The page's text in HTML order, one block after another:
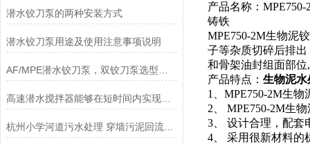
潜水铰刀泵的两种安装方式
潜水铰刀泵用途及使用注意事项说明
高速潜水搅拌器能够在短时间内实现高强度的搅拌和混合
杭州小学河道污水处理 穿墙污泥回流泵安装维护方法
产品名称：
铸铁
MPE750-2M生物泥
子等杂质切碎后排
和骨架油封组面部
产品特点： 生物泥水
1、MPE750-2M生
2、 MPE750-2M生
3、 设计合理，配套
4、 采用很新材料的